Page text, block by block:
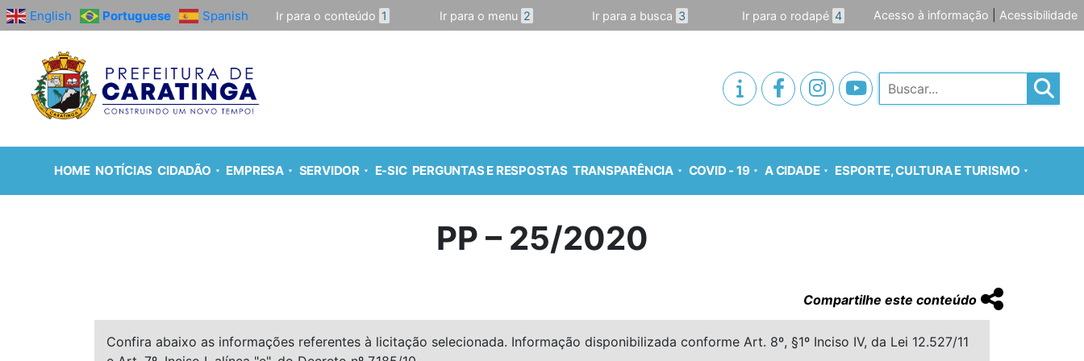
English Portuguese Spanish Ir para o conteúdo 1 Ir para o menu 2 Ir para a busca 3 Ir para o rodapé 4 Acesso à informação Acessibilidade
Pesquisar
HOME NOTÍCIAS CIDADÃO EMPRESA SERVIDOR E-SIC PERGUNTAS E RESPOSTAS TRANSPARÊNCIA COVID - 19 A CIDADE ESPORTE, CULTURA E TURISMO
PP – 25/2020
Compartilhe este conteúdo
Confira abaixo as informações referentes à licitação selecionada. Informação disponibilizada conforme Art. 8º, §1º Inciso IV, da Lei 12.527/11